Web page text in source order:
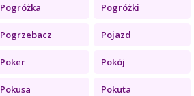
Pogróżka Pogróżki
Pogrzebacz Pojazd
Poker Pokój
Pokusa Pokuta